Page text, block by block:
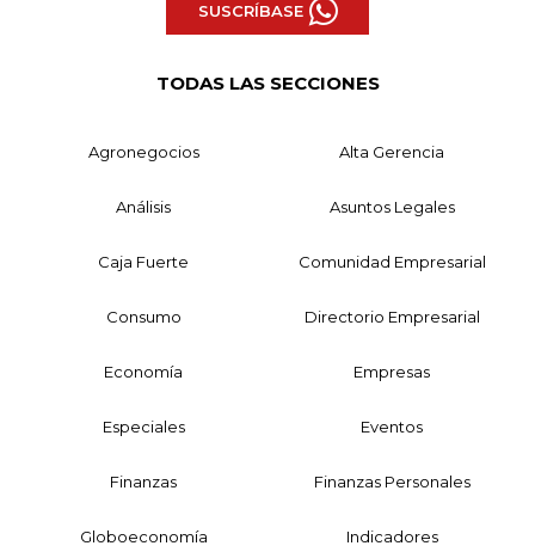
SUSCRÍBASE
TODAS LAS SECCIONES
Agronegocios Alta Gerencia
Análisis Asuntos Legales
Caja Fuerte Comunidad Empresarial
Consumo Directorio Empresarial
Economía Empresas
Especiales Eventos
Finanzas Finanzas Personales
Globoeconomía Indicadores